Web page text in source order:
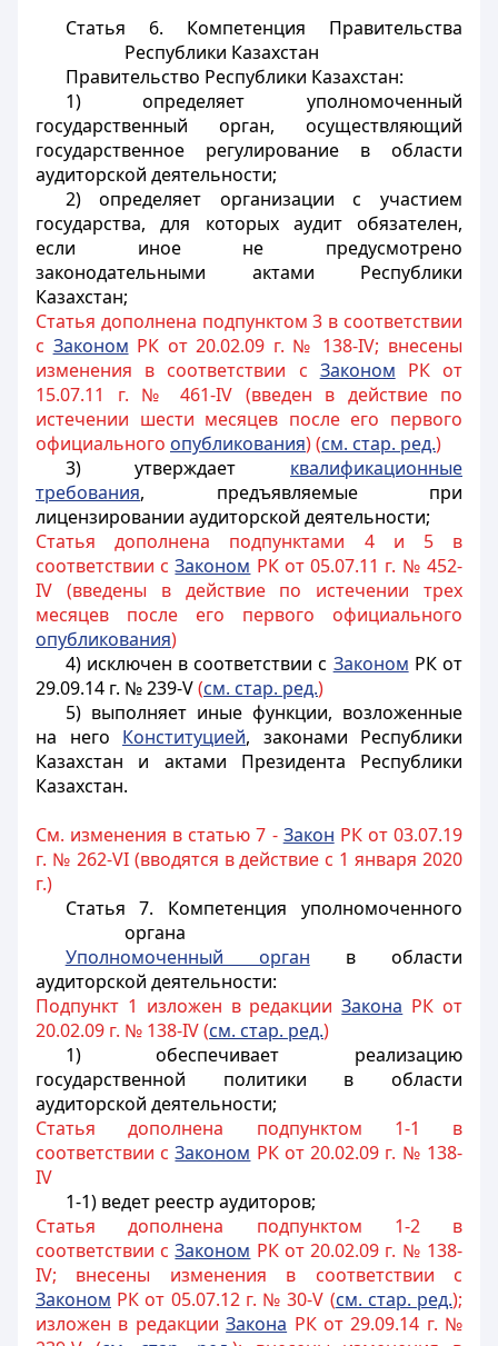
Статья 6. Компетенция Правительства
Республики Казахстан
Правительство Республики Казахстан:
1) определяет уполномоченный
государственный орган, осуществляющий
государственное регулирование в области
аудиторской деятельности;
2) определяет организации с участием
государства, для которых аудит обязателен,
если иное не предусмотрено
законодательными актами Республики
Казахстан;
Статья дополнена подпунктом 3 в соответствии
с Законом РК от 20.02.09 г. № 138-IV; внесены
изменения в соответствии с Законом РК от
15.07.11 г. № 461-IV (введен в действие по
истечении шести месяцев после его первого
официального опубликования) (см. стар. ред.)
3) утверждает квалификационные
требования, предъявляемые при
лицензировании аудиторской деятельности;
Статья дополнена подпунктами 4 и 5 в
соответствии сЗаконом РК от 05.07.11 г. № 452-
IV (введены в действие по истечении трех
месяцев после его первого официального
опубликования)
4) исключен в соответствии с Законом РК от
29.09.14 г. № 239-V(см. стар. ред.)
5) выполняет иные функции, возложенные
на него Конституцией, законами Республики
Казахстан и актами Президента Республики
Казахстан.
См. изменения в статью 7 - Закон РК от 03.07.19
г. № 262-VI (вводятся в действие с 1 января 2020
г.)
Статья 7. Компетенция уполномоченного
органа
Уполномоченный орган в области
аудиторской деятельности:
Подпункт 1 изложен в редакцииЗакона РК от
20.02.09 г. № 138-IV (см. стар. ред.)
1) обеспечивает реализацию
государственной политики в области
аудиторской деятельности;
Статья дополнена подпунктом 1-1 в
соответствии сЗаконом РК от 20.02.09 г. № 138-
IV
1-1) ведет реестр аудиторов;
Статья дополнена подпунктом 1-2 в
соответствии сЗаконом РК от 20.02.09 г. № 138-
IV; внесены изменения в соответствии с
Законом РК от 05.07.12 г. № 30-V (см. стар. ред.);
изложен в редакцииЗакона РК от 29.09.14 г. №